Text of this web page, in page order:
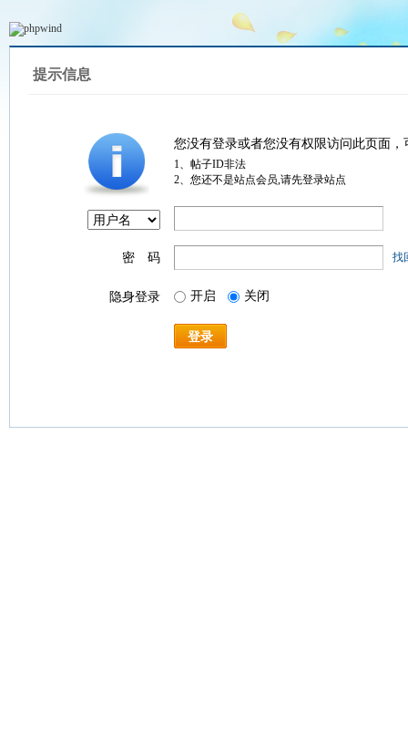
提示信息
您没有登录或者您没有权限访问此页面
1、帖子ID非法
2、您还不是站点会员,请先登录站点
密 码 找
隐身登录 开启 关闭
登录